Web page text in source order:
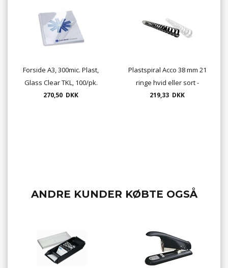
Forside A3, 300mic. Plast,
Glass Clear TKL, 100/pk.
270,50 DKK
Plastspiral Acco 38 mm 21
ringe hvid eller sort -
50/ks.
219,33 DKK
ANDRE KUNDER KØBTE OGSÅ